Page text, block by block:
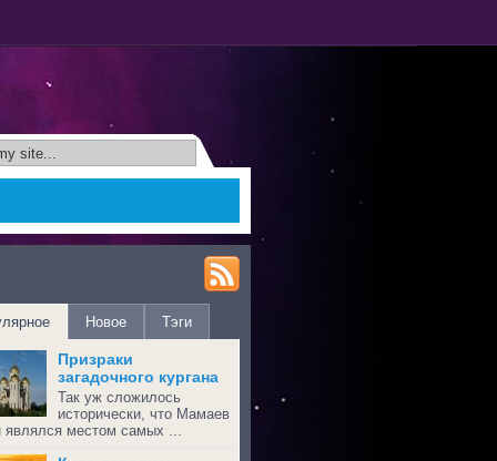
Новое Тэги
Призраки
загадочного кургана
Так уж сложилось
исторически, что Мамаев
являлся местом самых ...